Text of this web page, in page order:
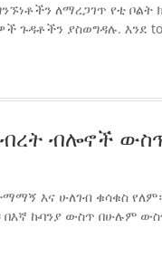
ለማረጋገጥ የቲ
ጉዳቶችን ያስወግዳሉ. እንደ
ብሎኖች
እና ሁለገብ ቁሳቁስ
ኩባንያ ውስጥ በሁሉም